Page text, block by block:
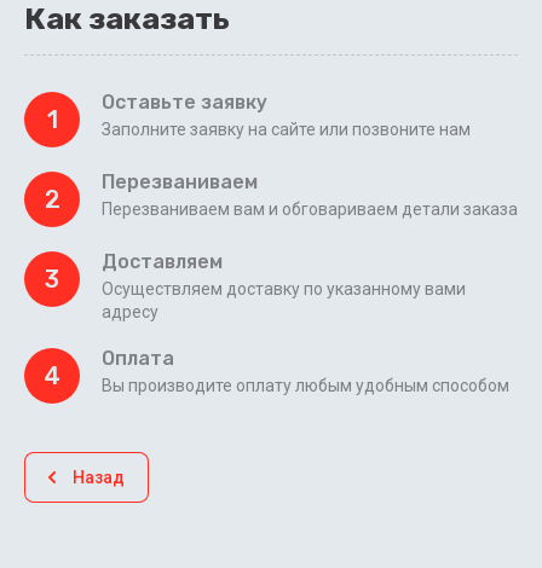
Как заказать
1
Оставьте заявку
Заполните заявку на сайте или позвоните нам
2
Перезваниваем
Перезваниваем вам и обговариваем детали заказа
3
Доставляем
Осуществляем доставку по указанному вами
адресу
4
Оплата
Вы производите оплату любым удобным способом
Назад